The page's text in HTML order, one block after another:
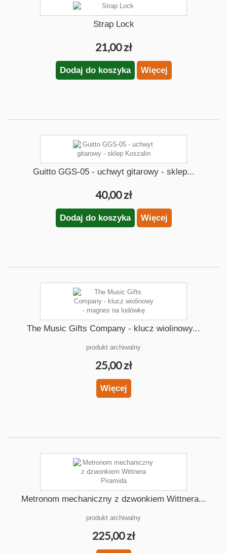
Strap Lock
21,00 zł
Dodaj do koszyka Więcej
Guitto GGS-05 - uchwyt gitarowy - sklep...
40,00 zł
Dodaj do koszyka Więcej
The Music Gifts Company - klucz wiolinowy...
produkt archiwalny
25,00 zł
Więcej
Metronom mechaniczny z dzwonkiem Wittnera...
produkt archiwalny
225,00 zł